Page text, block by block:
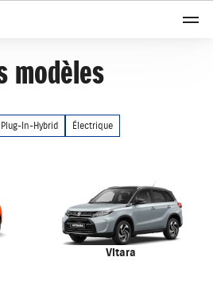
modèles
Plug-In-Hybrid Électrique
Vitara